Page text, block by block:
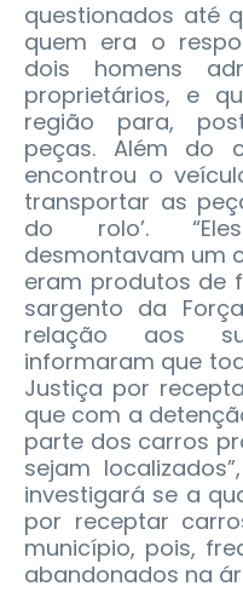
questionados até
quem era o
dois homens
proprietários, e
região para,
peças. Além do
encontrou o
transportar as
do rolo’.
desmontavam um
eram produtos de
sargento da
relação aos
informaram que
Justiça por
que com a
parte dos carros
sejam
investigará se a
por receptar
município, pois,
abandonados na